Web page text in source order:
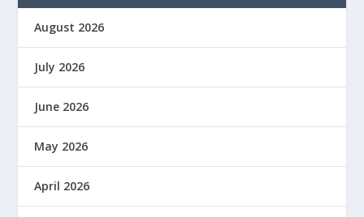
August 2026
July 2026
June 2026
May 2026
April 2026